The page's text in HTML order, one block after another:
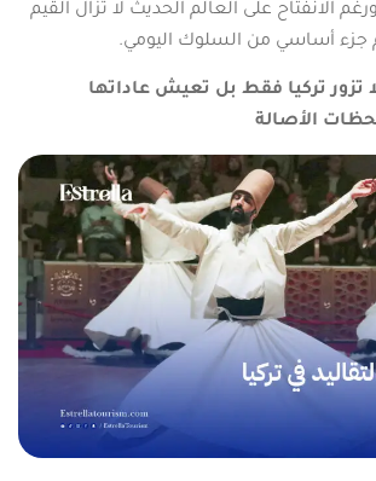
الانفتاح على العالم الحديث لا تزال القيم
جزء أساسي من السلوك اليومي.
تزور تركيا فقط بل تعيش عاداتها
الأصالة